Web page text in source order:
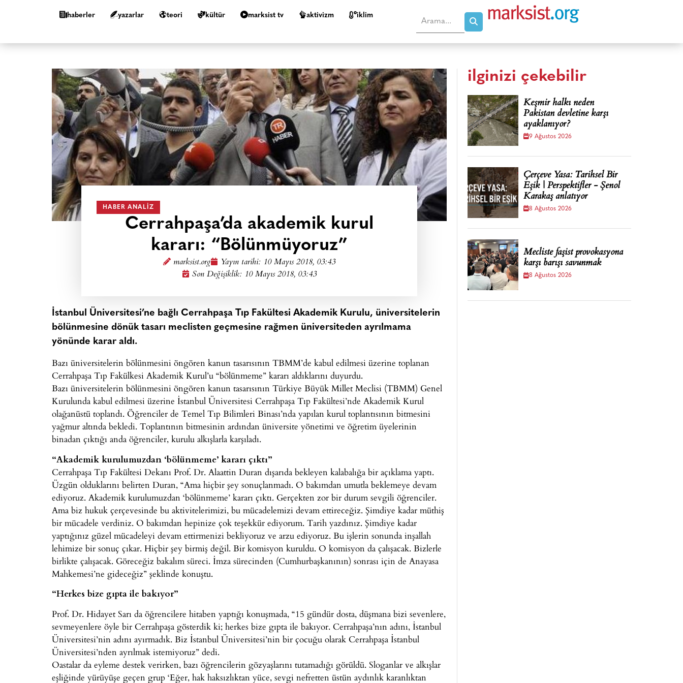
haberler yazarlar teori kültür marksist tv aktivizm i̇klim
HABER ANALIZ
Cerrahpaşa’da akademik kurul
kararı: “Bölünmüyoruz”
marksist.org Yayın tarihi: 10 Mayıs 2018, 03:43
Son Değişiklik: 10 Mayıs 2018, 03:43
İstanbul Üniversitesi’ne bağlı Cerrahpaşa Tıp Fakültesi Akademik Kurulu, üniversitelerin
bölünmesine dönük tasarı meclisten geçmesine rağmen üniversiteden ayrılmama
yönünde karar aldı.
Bazı üniversitelerin bölünmesini öngören kanun tasarısının TBMM’de kabul edilmesi üzerine toplanan
Cerrahpaşa Tıp Fakülkesi Akademik Kurul’u “bölünmeme” kararı aldıklarını duyurdu.
Bazı üniversitelerin bölünmesini öngören kanun tasarısının Türkiye Büyük Millet Meclisi (TBMM) Genel
Kurulunda kabul edilmesi üzerine İstanbul Üniversitesi Cerrahpaşa Tıp Fakültesi’nde Akademik Kurul
olağanüstü toplandı. Öğrenciler de Temel Tıp Bilimleri Binası’nda yapılan kurul toplantısının bitmesini
yağmur altında bekledi. Toplantının bitmesinin ardından üniversite yönetimi ve öğretim üyelerinin
binadan çıktığı anda öğrenciler, kurulu alkışlarla karşıladı.
“Akademik kurulumuzdan ‘bölünmeme’ kararı çıktı”
Cerrahpaşa Tıp Fakültesi Dekanı Prof. Dr. Alaattin Duran dışarıda bekleyen kalabalığa bir açıklama yaptı.
Üzgün olduklarını belirten Duran, “Ama hiçbir şey sonuçlanmadı. O bakımdan umutla beklemeye devam
ediyoruz. Akademik kurulumuzdan ‘bölünmeme’ kararı çıktı. Gerçekten zor bir durum sevgili öğrenciler.
Ama biz hukuk çerçevesinde bu aktivitelerimizi, bu mücadelemizi devam ettireceğiz. Şimdiye kadar müthiş
bir mücadele verdiniz. O bakımdan hepinize çok teşekkür ediyorum. Tarih yazdınız. Şimdiye kadar
yaptığınız güzel mücadeleyi devam ettirmenizi bekliyoruz ve arzu ediyoruz. Bu işlerin sonunda inşallah
lehimize bir sonuç çıkar. Hiçbir şey birmiş değil. Bir komisyon kuruldu. O komisyon da çalışacak. Bizlerle
birlikte çalışacak. Göreceğiz bakalım süreci. İmza sürecinden (Cumhurbaşkanının) sonrası için de Anayasa
Mahkemesi’ne gideceğiz” şeklinde konuştu.
“Herkes bize gıpta ile bakıyor”
Prof. Dr. Hidayet Sarı da öğrencilere hitaben yaptığı konuşmada, “15 gündür dosta, düşmana bizi sevenlere,
sevmeyenlere öyle bir Cerrahpaşa gösterdik ki; herkes bize gıpta ile bakıyor. Cerrahpaşa’nın adını, İstanbul
Üniversitesi’nin adını ayırmadık. Biz İstanbul Üniversitesi’nin bir çocuğu olarak Cerrahpaşa İstanbul
Üniversitesi’nden ayrılmak istemiyoruz” dedi.
Oastalar da eyleme destek verirken, bazı öğrencilerin gözyaşlarını tutamadığı görüldü. Sloganlar ve alkışlar
eşliğinde yürüyüşe geçen grup ‘Eğer, hak haksızlıktan yüce, sevgi nefretten üstün aydınlık karanlıktan
ilginizi çekebilir
Keşmir halkı neden
Pakistan devletine karşı
ayaklanıyor?
9 Ağustos 2026
Çerçeve Yasa: Tarihsel Bir
Eşik | Perspektifler - Şenol
Karakaş anlatıyor
8 Ağustos 2026
Mecliste faşist provokasyona
karşı barışı savunmak
8 Ağustos 2026